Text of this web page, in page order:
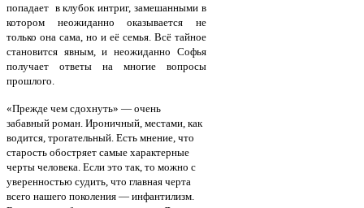
попадает в клубок интриг, замешанными в
котором неожиданно оказывается не
только она сама, но и её семья. Всё тайное
становится явным, и неожиданно Софья
получает ответы на многие вопросы
прошлого.
«Прежде чем сдохнуть» — очень
забавный роман. Ироничный, местами, как
водится, трогательный. Есть мнение, что
старость обостряет самые характерные
черты человека. Если это так, то можно с
уверенностью судить, что главная черта
всего нашего поколения — инфантилизм.